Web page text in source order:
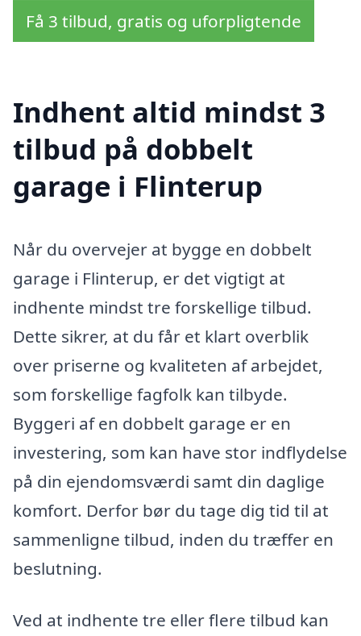
Få 3 tilbud, gratis og uforpligtende
Indhent altid mindst 3
tilbud på dobbelt
garage i Flinterup
Når du overvejer at bygge en dobbelt
garage i Flinterup, er det vigtigt at
indhente mindst tre forskellige tilbud.
Dette sikrer, at du får et klart overblik
over priserne og kvaliteten af arbejdet,
som forskellige fagfolk kan tilbyde.
Byggeri af en dobbelt garage er en
investering, som kan have stor indflydelse
på din ejendomsværdi samt din daglige
komfort. Derfor bør du tage dig tid til at
sammenligne tilbud, inden du træffer en
beslutning.
Ved at indhente tre eller flere tilbud kan